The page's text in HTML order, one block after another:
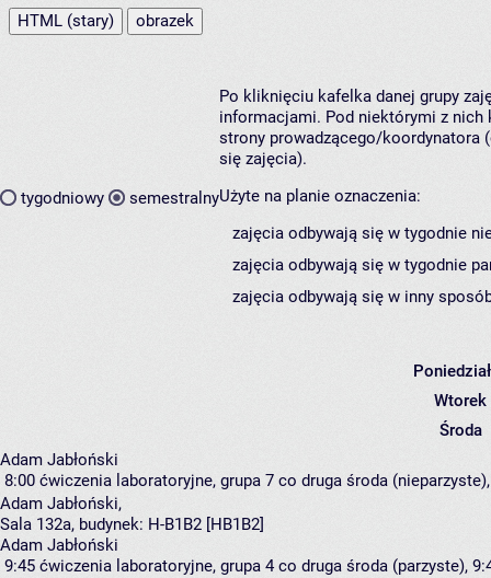
HTML (stary)
obrazek
tygodniowy semestralny
Po kliknięciu kafelka danej grupy
informacjami. Pod niektórymi z nich
strony prowadzącego/koordynatora
się zajęcia).
Użyte na planie oznaczenia:
zajęcia odbywają się w tygodnie
zajęcia odbywają się w tygodnie
zajęcia odbywają się w inny
Wtorek
Środa
Adam Jabłoński
8:00 ćwiczenia laboratoryjne, grupa 7 co druga środa
Adam Jabłoński,
Sala 132a, budynek: H-B1B2 [HB1B2]
Adam Jabłoński
9:45 ćwiczenia laboratoryjne, grupa 4 co druga środa (parzyste),